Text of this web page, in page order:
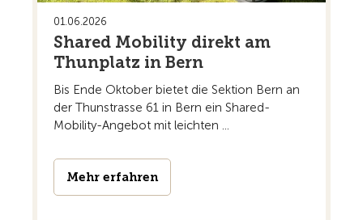
01.06.2026
Shared Mobility direkt am
Thunplatz in Bern
Bis Ende Oktober bietet die Sektion Bern an
der Thunstrasse 61 in Bern ein Shared-
Mobility-Angebot mit leichten ...
Mehr erfahren